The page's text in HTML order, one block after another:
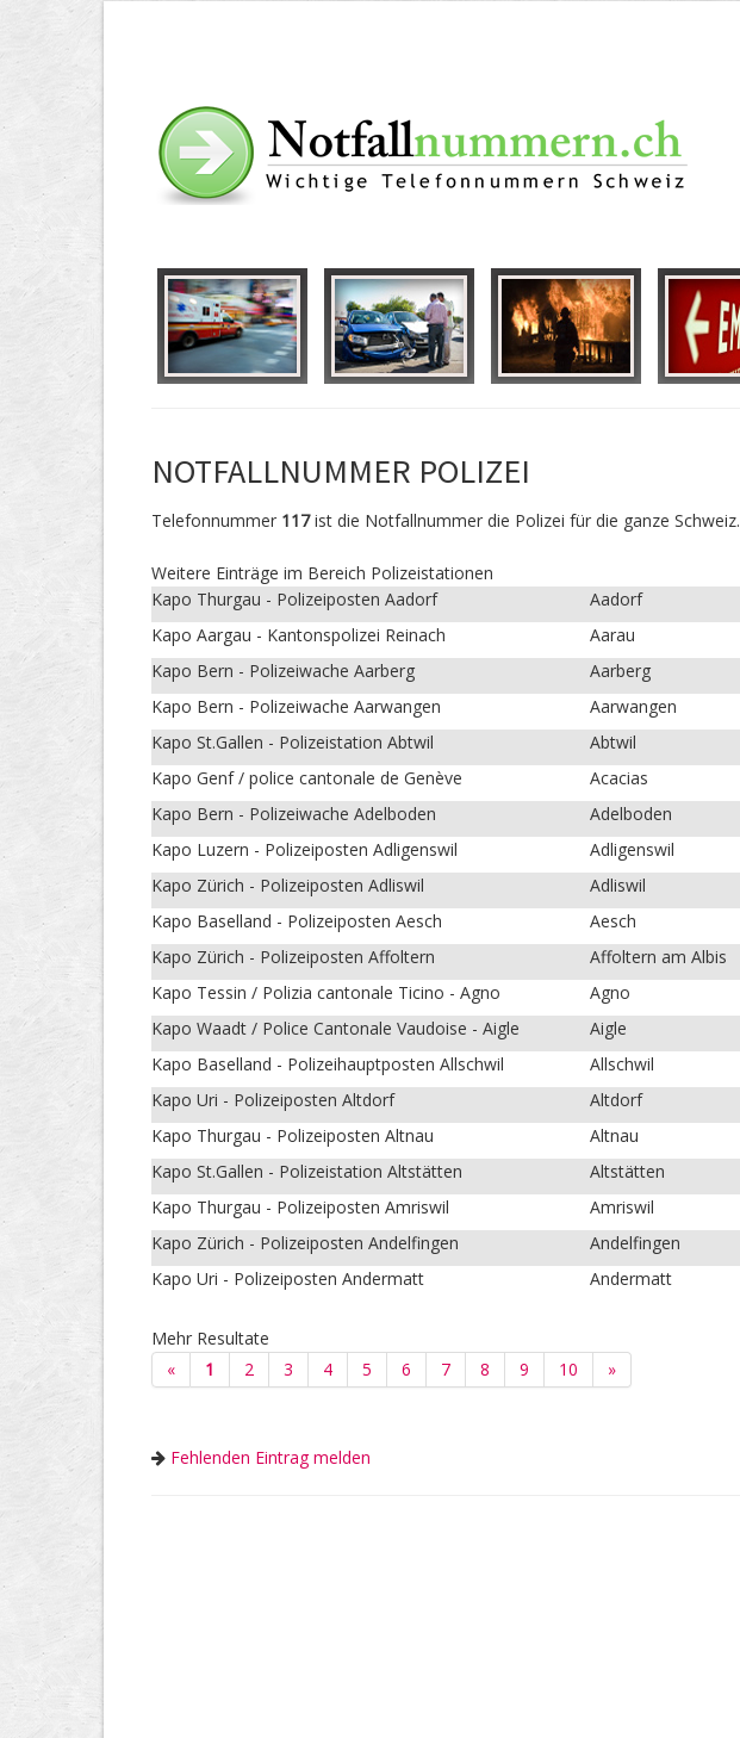
NOTFALLNUMMER POLIZEI
Telefonnummer 117ist die Notfallnummer die Polizei für die ganze Schweiz.
Weitere Einträge im Bereich Polizeistationen
Kapo Thurgau - Polizeiposten Aadorf
Aadorf
Kapo Aargau - Kantonspolizei Reinach
Aarau
Kapo Bern - Polizeiwache Aarberg
Aarberg
Kapo Bern - Polizeiwache Aarwangen
Aarwangen
Kapo St.Gallen - Polizeistation Abtwil
Abtwil
Kapo Genf / police cantonale de Genève
Acacias
Kapo Bern - Polizeiwache Adelboden
Adelboden
Kapo Luzern - Polizeiposten Adligenswil
Adligenswil
Kapo Zürich - Polizeiposten Adliswil
Adliswil
Kapo Baselland - Polizeiposten Aesch
Aesch
Kapo Zürich - Polizeiposten Affoltern
Affoltern am Albis
Kapo Tessin / Polizia cantonale Ticino - Agno
Agno
Kapo Waadt / Police Cantonale Vaudoise - Aigle
Aigle
Kapo Baselland - Polizeihauptposten Allschwil
Allschwil
Kapo Uri - Polizeiposten Altdorf
Altdorf
Kapo Thurgau - Polizeiposten Altnau
Altnau
Kapo St.Gallen - Polizeistation Altstätten
Altstätten
Kapo Thurgau - Polizeiposten Amriswil
Amriswil
Kapo Zürich - Polizeiposten Andelfingen
Andelfingen
Kapo Uri - Polizeiposten Andermatt
Andermatt
Mehr Resultate
«
1 2 3 4 5 6 7 8 9 10 »
Fehlenden Eintrag melden